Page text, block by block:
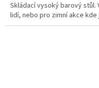
Skládací vysoký barový
lidí, nebo pro zimní akce